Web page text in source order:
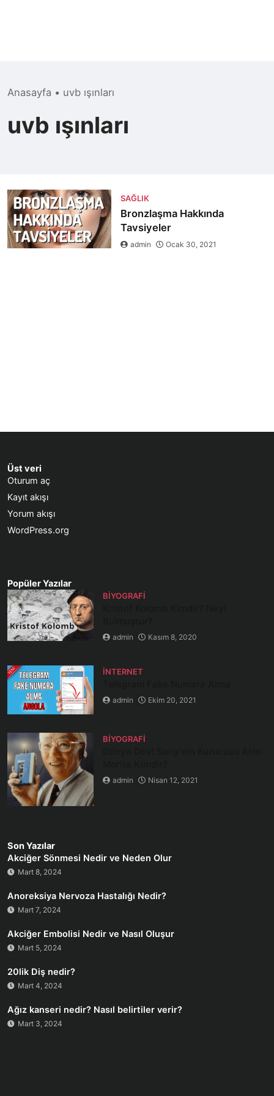
Anasayfa • uvb ışınları
uvb ışınları
SAĞLIK
Bronzlaşma Hakkında
Tavsiyeler
admin Ocak 30, 2021
Üst veri
Oturum aç
Kayıt akışı
Yorum akışı
WordPress.org
Popüler Yazılar
BIYOGRAFI
admin Kasım 8, 2020
İNTERNET
admin Ekim 20, 2021
BIYOGRAFI
admin Nisan 12, 2021
Son Yazılar
Akciğer Sönmesi Nedir ve Neden Olur
Mart 8, 2024
Anoreksiya Nervoza Hastalığı Nedir?
Mart 7, 2024
Akciğer Embolisi Nedir ve Nasıl Oluşur
Mart 5, 2024
20lik Diş nedir?
Mart 4, 2024
Ağız kanseri nedir? Nasıl belirtiler verir?
Mart 3, 2024